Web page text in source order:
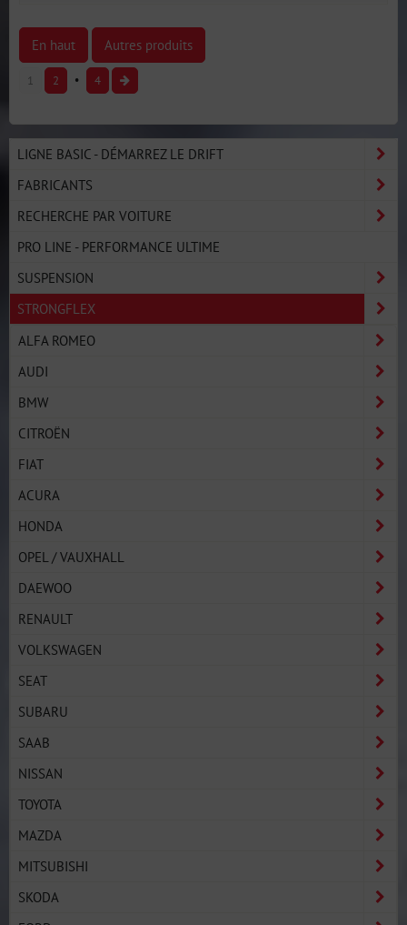
En haut Autres produits
1 2 4
LIGNE BASIC - DÉMARREZ LE DRIFT
FABRICANTS
RECHERCHE PAR VOITURE
PRO LINE - PERFORMANCE ULTIME
SUSPENSION
STRONGFLEX
ALFA ROMEO
AUDI
BMW
CITROËN
FIAT
ACURA
HONDA
OPEL / VAUXHALL
DAEWOO
RENAULT
VOLKSWAGEN
SEAT
SUBARU
SAAB
NISSAN
TOYOTA
MAZDA
MITSUBISHI
SKODA